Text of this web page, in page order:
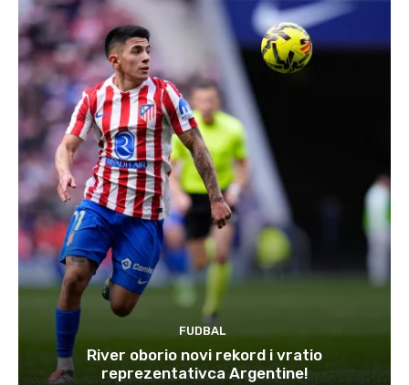
FUDBAL
River oborio novi rekord i vratio
reprezentativca Argentine!